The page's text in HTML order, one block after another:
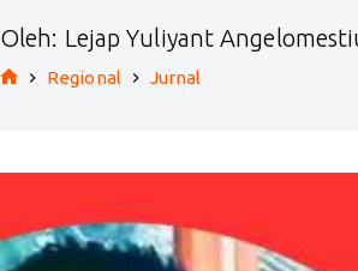
Oleh: Lejap Yuliyant
Regional Jurnal